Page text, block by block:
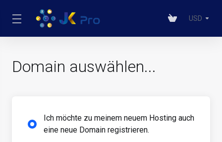
USD
Domain auswählen...
Ich möchte zu meinem neuem Hosting auch
eine neue Domain registrieren.